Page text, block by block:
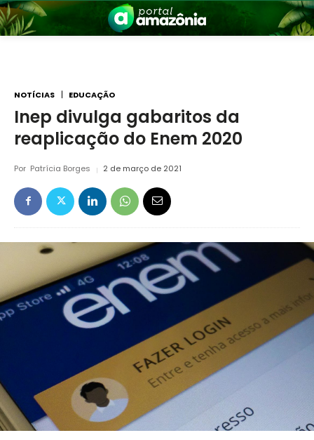
Amazônia
NOTÍCIAS EDUCAÇÃO
Inep divulga gabaritos da
reaplicação do Enem 2020
Por Patrícia Borges 2 de março de 2021